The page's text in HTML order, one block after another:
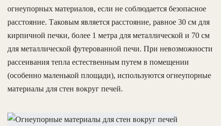
огнеупорных материалов, если не соблюдается безопасное
расстояние. Таковым является расстояние, равное 30 см для
кирпичной печки, более 1 метра для металлической и 70 см
для металлической футерованной печи. При невозможности
рассеивания тепла естественным путем в помещении
(особенно маленькой площади), используются огнеупорные
материалы для стен вокруг печей.